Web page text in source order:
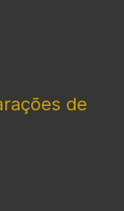
de